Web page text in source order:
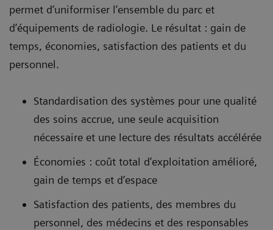
permet d’uniformiser l’ensemble du parc et
d’équipements de radiologie. Le résultat : gain de
temps, économies, satisfaction des patients et du
personnel.
Standardisation des systèmes pour une qualité
des soins accrue, une seule acquisition
nécessaire et une lecture des résultats accélérée
Économies : coût total d’exploitation amélioré,
gain de temps et d’espace
Satisfaction des patients, des membres du
personnel, des médecins et des responsables